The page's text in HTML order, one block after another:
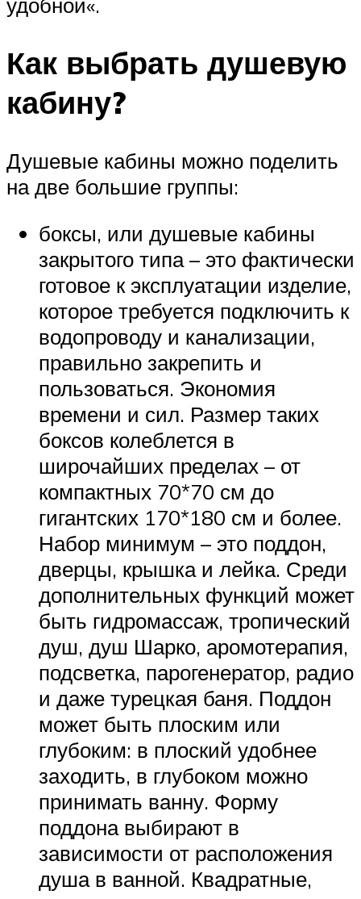
Как выбрать душевую
кабину?
Душевые кабины можно поделить
на две большие группы:
боксы, или душевые кабины
закрытого типа – это фактически
готовое к эксплуатации изделие,
которое требуется подключить к
водопроводу и канализации,
правильно закрепить и
пользоваться. Экономия
времени и сил. Размер таких
боксов колеблется в
широчайших пределах – от
компактных 70*70 см до
гигантских 170*180 см и более.
Набор минимум – это поддон,
дверцы, крышка и лейка. Среди
дополнительных функций может
быть гидромассаж, тропический
душ, душ Шарко, аромотерапия,
подсветка, парогенератор, радио
и даже турецкая баня. Поддон
может быть плоским или
глубоким: в плоский удобнее
заходить, в глубоком можно
принимать ванну. Форму
поддона выбирают в
зависимости от расположения
душа в ванной. Квадратные,